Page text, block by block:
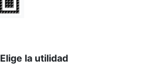
Elige la utilidad